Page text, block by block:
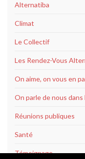
Alternatiba
Climat
Le Collectif
Les Rendez-Vous
On aime, on vous en
On parle de nous dans
Réunions publiques
Santé
Témoignage